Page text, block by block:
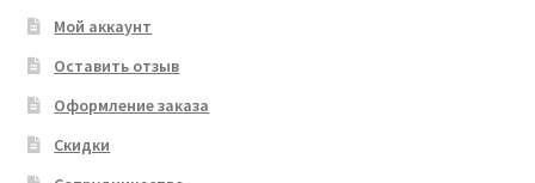
Мой аккаунт
Оставить отзыв
Оформление заказа
Скидки